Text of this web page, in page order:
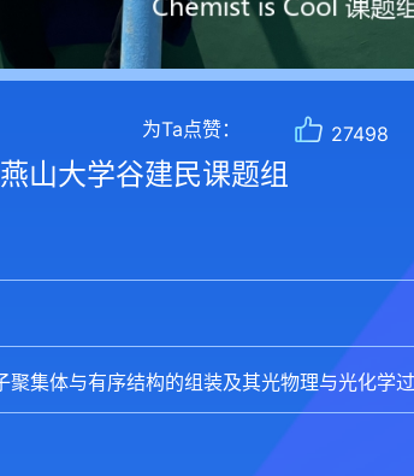
为Ta点赞： 27498
燕山大学谷建民课题组